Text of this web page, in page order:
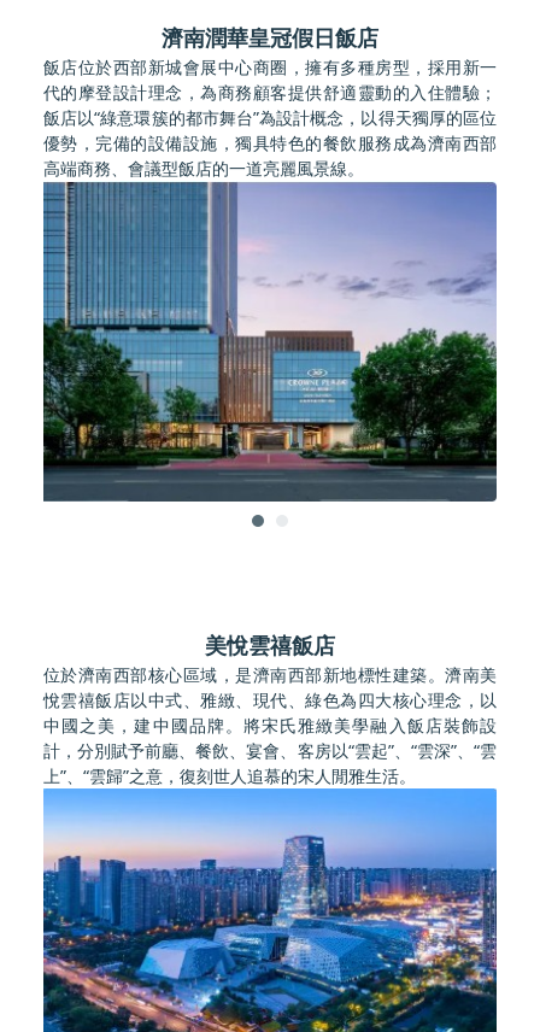
濟南潤華皇冠假日飯店
飯店位於西部新城會展中心商圈，擁有多種房型，採用新一
代的摩登設計理念，為商務顧客提供舒適靈動的入住體驗；
飯店以“綠意環簇的都市舞台”為設計概念，以得天獨厚的區位
優勢，完備的設備設施，獨具特色的餐飲服務成為濟南西部
高端商務、會議型飯店的一道亮麗風景線。
美悅雲禧飯店
位於濟南西部核心區域，是濟南西部新地標性建築。濟南美
悅雲禧飯店以中式、雅緻、現代、綠色為四大核心理念，以
中國之美，建中國品牌。將宋氏雅緻美學融入飯店裝飾設
計，分別賦予前廳、餐飲、宴會、客房以“雲起”、“雲深”、“雲
上”、“雲歸”之意，復刻世人追慕的宋人閒雅生活。